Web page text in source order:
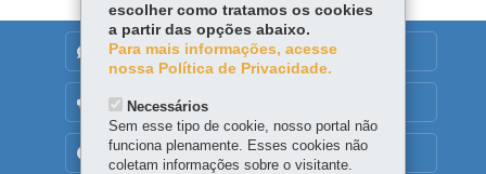
DENUNCIE CORRUPÇÃO
OUVIDORIA
TRANSPARÊNCIA INSTITUCIONAL
escolher como tratamos os cookies
a partir das opções abaixo.
Para mais informações, acesse
nossa Política de Privacidade.
Necessários
Sem esse tipo de cookie, nosso portal não
funciona plenamente. Esses cookies não
coletam informações sobre o visitante.